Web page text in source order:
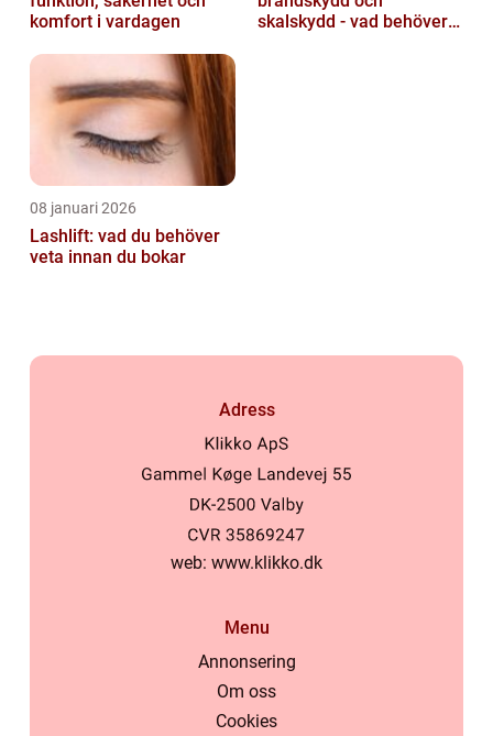
komfort i vardagen
skalskydd - vad behöver
08 januari 2026
Lashlift: vad du behöver
veta innan du bokar
Adress
web: www.klikko.dk
Menu
Annonsering
Om oss
Cookies